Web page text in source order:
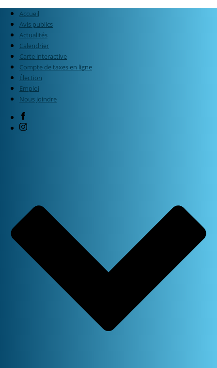
Accueil
Avis publics
Actualités
Calendrier
Carte interactive
Compte de taxes en ligne
Élection
Emploi
Nous joindre